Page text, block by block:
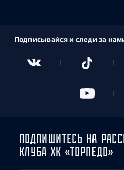
Подписывайся и следи за
ПОДПИШИТЕСЬ НА
КЛУБА ХК «ТОРПЕДО»